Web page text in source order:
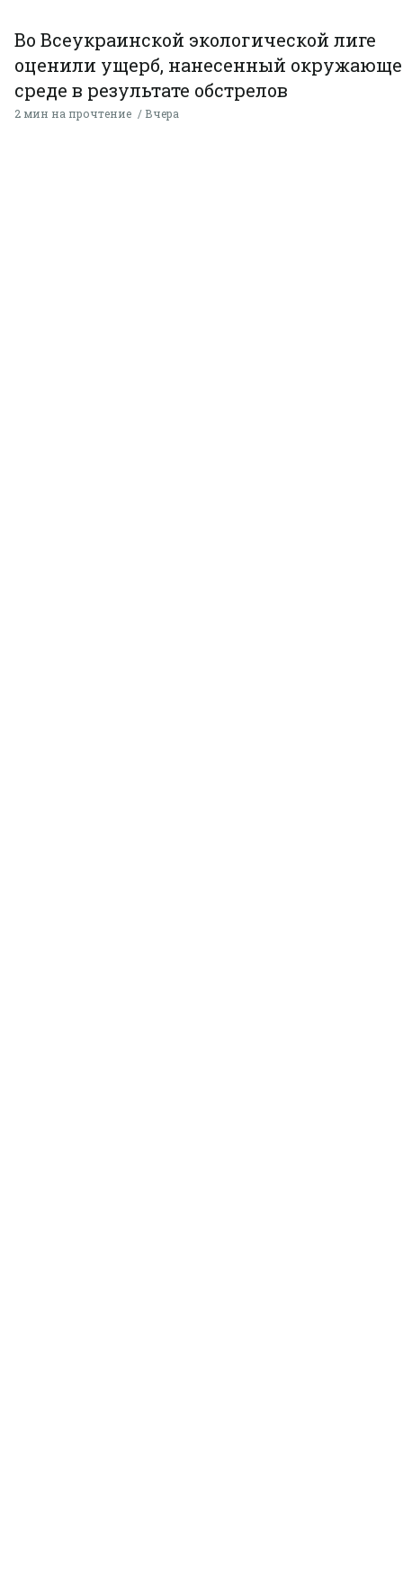
Во Всеукраинской экологической лиге
оценили ущерб, нанесенный
среде в результате обстрелов
2 мин на прочтение Вчера